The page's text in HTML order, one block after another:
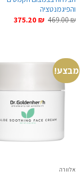
והפיגמנטציה
469.00₪ המחיר375.20 ₪ המחיר
מבצע!
אלוורה